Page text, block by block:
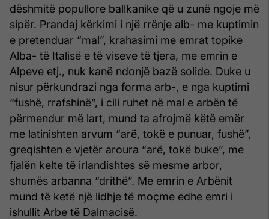
dëshmitë popullore ballkanike që u zunë ngoje më
sipër. Prandaj kërkimi i një rrënje alb- me kuptimin
e pretenduar “mal”, krahasimi me emrat topike
Alba- të Italisë e të viseve të tjera, me emrin e
Alpeve etj., nuk kanë ndonjë bazë solide. Duke u
nisur përkundrazi nga forma arb-, e nga kuptimi
“fushë, rrafshinë”, i cili ruhet në mal e arbën të
përmendur më lart, mund ta afrojmë këtë emër
me latinishten arvum “arë, tokë e punuar, fushë”,
greqishten e vjetër aroura “arë, tokë buke”, me
fjalën kelte të irlandishtes së mesme arbor,
shumës arbanna “drithë”. Me emrin e Arbënit
mund të ketë një lidhje të moçme edhe emri i
ishullit Arbe të Dalmacisë.